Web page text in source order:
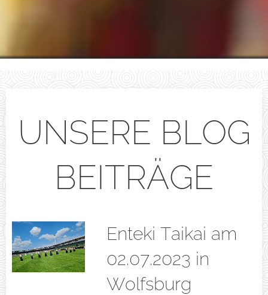
UNSERE BLOG
BEITRÄGE
Enteki Taikai am
02.07.2023 in
Wolfsburg